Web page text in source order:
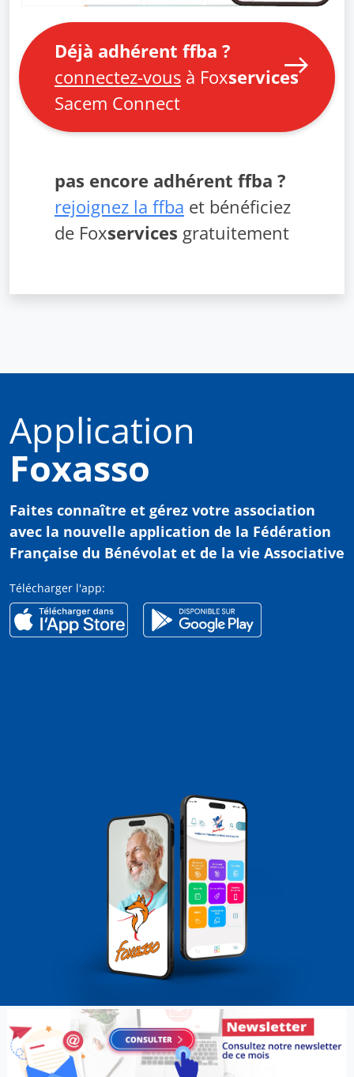
Déjà adhérent ffba ?
connectez-vous à Foxservices
Sacem Connect
pas encore adhérent ffba ?
rejoignez la ffba et bénéficiez
de Foxservices gratuitement
Application
Foxasso
Faites connaître et gérez votre association
avec la nouvelle application de la Fédération
Française du Bénévolat et de la vie Associative
Télécharger l'app: